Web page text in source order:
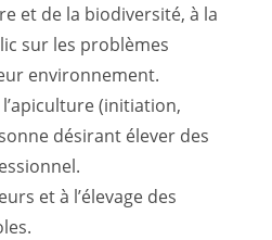
et de la biodiversité, à la
sur les problèmes
environnement.
(initiation,
désirant élever des
et à l’élevage des